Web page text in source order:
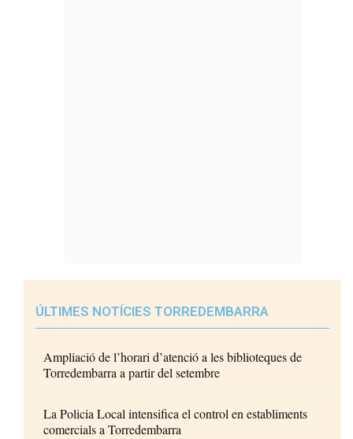
ÚLTIMES NOTÍCIES TORREDEMBARRA
Ampliació de l’horari d’atenció a les biblioteques de
Torredembarra a partir del setembre
La Policia Local intensifica el control en establiments
comercials a Torredembarra